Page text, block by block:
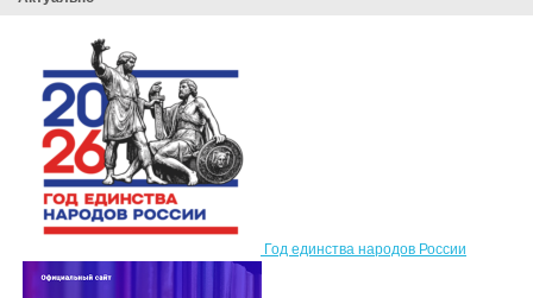
Год единства народов России